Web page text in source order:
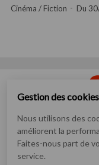
Cinéma / Fiction Du
Numéro un mondial
Casting
Gestion des cookies
Nous utilisons des
améliorent la
Faites-nous part de
service.